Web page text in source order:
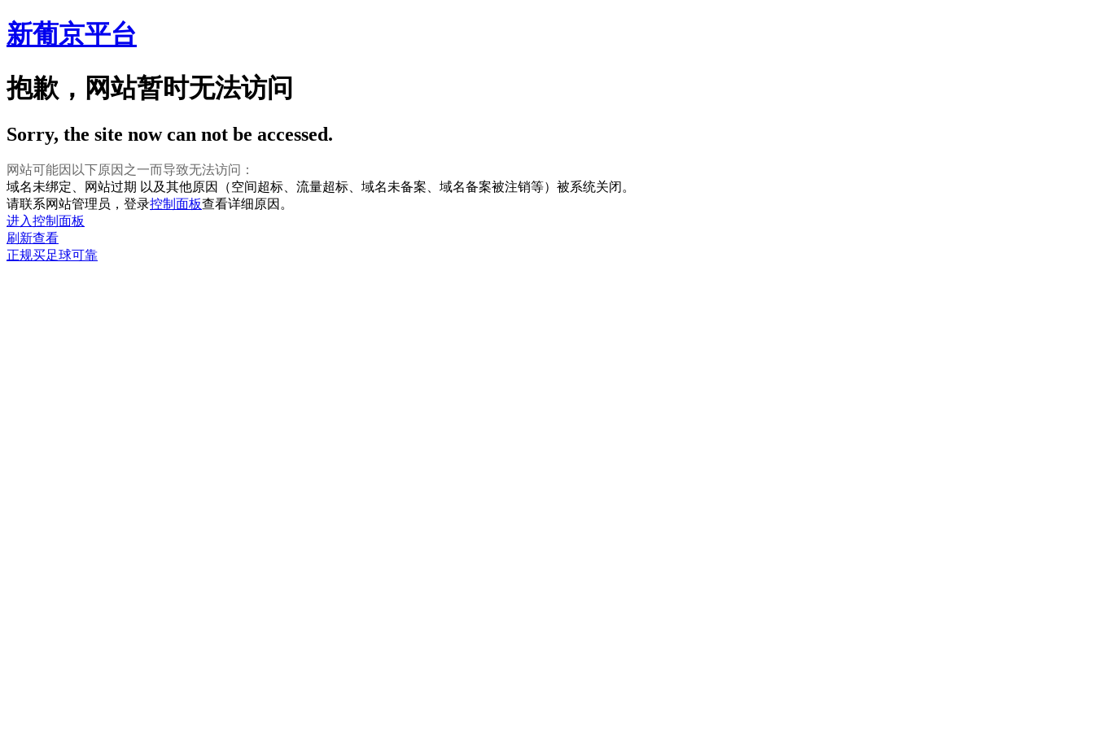
新葡京平台
抱歉，网站暂时无法访问
Sorry, the site now can not be accessed.
网站可能因以下原因之一而导致无法访问：
域名未绑定、网站过期 以及其他原因（空间超标、流量超标、域名未备案、域名备案被注销等）被系统关闭。
请联系网站管理员，登录控制面板查看详细原因。
进入控制面板
刷新查看
正规买足球可靠